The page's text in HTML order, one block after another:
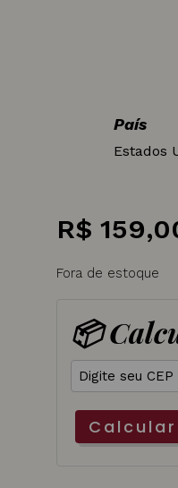
País
Estados
R$
Fora de estoque
📦
Calcular